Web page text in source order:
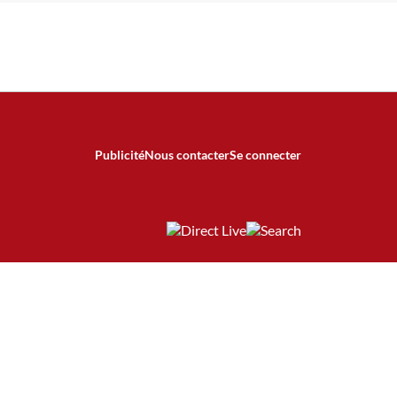
PublicitéNous contacterSe connecter